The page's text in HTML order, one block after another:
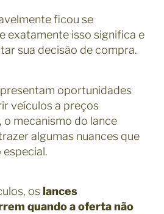
ficou se
exatamente isso significa e
sua decisão de compra.
oportunidades
veículos a preços
o mecanismo do lance
algumas nuances que
oslances
quando a oferta não